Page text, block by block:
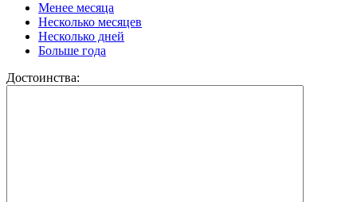
Менее месяца
Несколько месяцев
Несколько дней
Больше года
Достоинства: